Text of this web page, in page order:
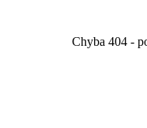
Chyba 404 -